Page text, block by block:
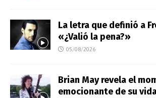
La letra que definió a
«¿Valió la pena?»
05/08/2026
Brian May revela el
emocionante de su